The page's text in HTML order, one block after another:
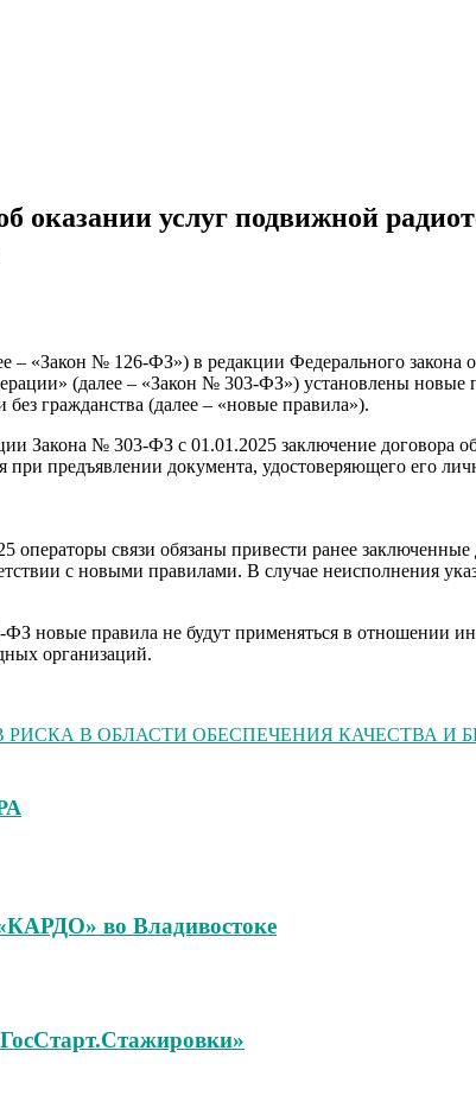
оказании услуг подвижной
– «Закон № 126-ФЗ») в редакции Федерального
(далее – «Закон № 303-ФЗ») установлены
гражданства (далее – «новые правила»).
Закона № 303-ФЗ с 01.01.2025 заключение договора
при предъявлении документа, удостоверяющего его
операторы связи обязаны привести ранее
с новыми правилами. В случае неисполнения
новые правила не будут применяться в отношении
организаций.
В ОБЛАСТИ ОБЕСПЕЧЕНИЯ КАЧЕСТВА И
во Владивостоке